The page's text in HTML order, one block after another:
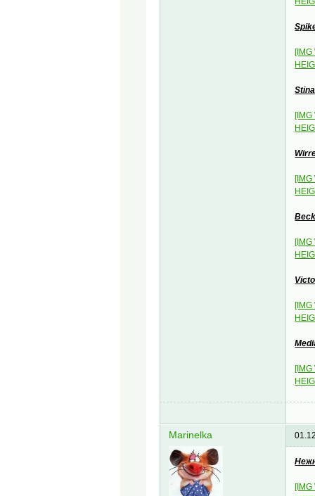
Stina
Marinelka